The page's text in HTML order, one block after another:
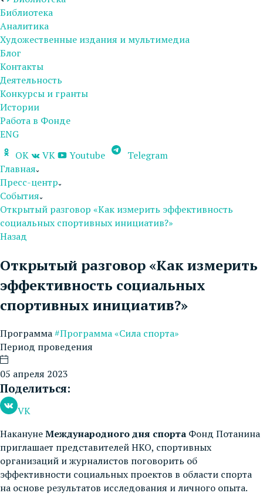
Библиотека
Аналитика
Художественные издания и мультимедиа
Блог
Контакты
Деятельность
Конкурсы и гранты
Истории
Работа в Фонде
ENG
OK
VK Youtube
Telegram
Главная
Пресс-центр
События
Открытый разговор «Как измерить эффективность
социальных спортивных инициатив?»
Назад
Открытый разговор «Как измерить
эффективность социальных
спортивных инициатив?»
Программа#Программа «Сила спорта»
Период проведения
05 апреля 2023
Поделиться:
VK
НаканунеМеждународного дня спорта Фонд Потанина
приглашает представителей НКО, спортивных
организаций и журналистов поговорить об
эффективности социальных проектов в области спорта
на основе результатов исследования и личного опыта.